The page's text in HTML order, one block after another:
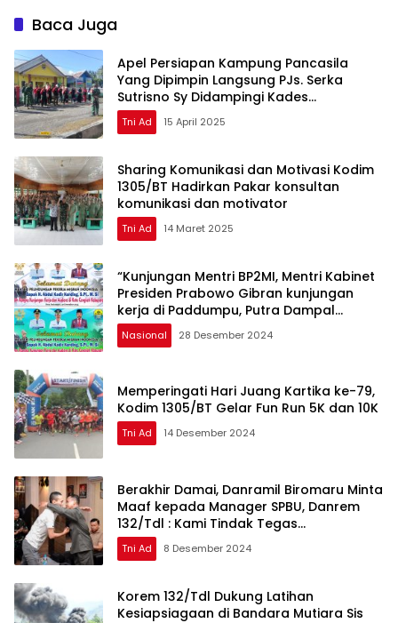
Baca Juga
Apel Persiapan Kampung Pancasila
Yang Dipimpin Langsung PJs. Serka
Sutrisno Sy Didampingi Kades
Kwalabesar Iswadi Is. Suleman
Tni Ad 15 April 2025
Sharing Komunikasi dan Motivasi Kodim
1305/BT Hadirkan Pakar konsultan
komunikasi dan motivator
Tni Ad 14 Maret 2025
“Kunjungan Mentri BP2MI, Mentri Kabinet
Presiden Prabowo Gibran kunjungan
kerja di Paddumpu, Putra Dampal
Selatan”
Nasional 28 Desember 2024
Memperingati Hari Juang Kartika ke-79,
Kodim 1305/BT Gelar Fun Run 5K dan 10K
Tni Ad 14 Desember 2024
Berakhir Damai, Danramil Biromaru Minta
Maaf kepada Manager SPBU, Danrem
132/Tdl : Kami Tindak Tegas
Pelanggaran Disiplin Prajurit
Tni Ad 8 Desember 2024
Korem 132/Tdl Dukung Latihan
Kesiapsiagaan di Bandara Mutiara Sis